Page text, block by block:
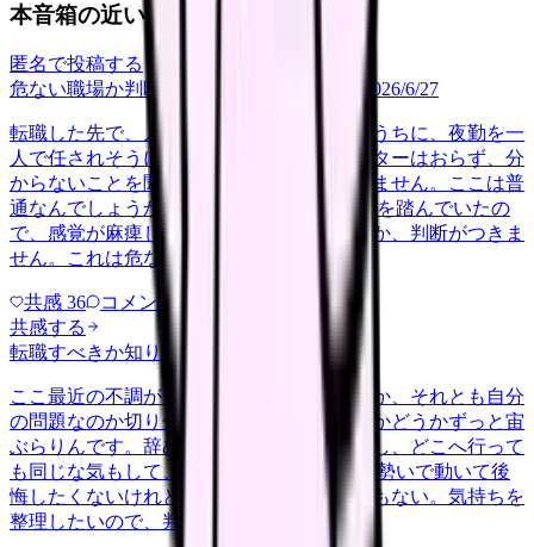
本音箱の近い投稿
匿名で投稿する
危ない職場か判断してほしい
2026/6/27
転職した先で、入職して二ヶ月も経たないうちに、夜勤を一
人で任されそうになっています。プリセプターはおらず、分
からないことを聞ける相手も日によっていません。ここは普
通なんでしょうか。 前の職場はもっと段階を踏んでいたの
で、感覚が麻痺しているのか自分が甘いのか、判断がつきま
せん。これは危ない環境なのか…
共感 36 コメント
共感する
転職すべきか知りたい
ここ最近の不調が、職場の環境のせいなのか、それとも自分
の問題なのか切り分けられず、転職すべきかどうかずっと宙
ぶらりんです。辞めれば楽になる気もするし、どこへ行って
も同じな気もして、決め手がありません。 勢いで動いて後
悔したくないけれど、このまま留まる根拠もない。気持ちを
整理したいので、判断材料の集…